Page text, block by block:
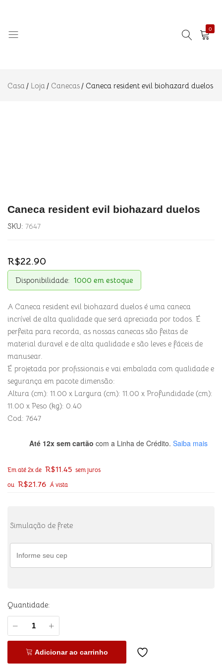
0
Casa Loja Canecas Caneca resident evil biohazard duelos
Caneca resident evil biohazard duelos
SKU: 7647
R$22.90
Disponibilidade: 1000 em estoque
A Caneca resident evil biohazard duelos é uma caneca
incrível de alta qualidade que será apreciada por todos. É
perfeita para recorda, as nossas canecas são feitas de
material duravel e de alta qualidade e são leves e fáceis de
manusear.
É projetada por profissionais e vai embalada com qualidade e
segurança em pacote dimensão:
Altura (cm): 11.00 x Largura (cm): 11.00 x Profundidade (cm):
11.00 x Peso (kg): 0.40
Cod: 7647
Até 12x sem cartão com a Linha de Crédito. Saiba mais
Em até 2x de R$11.45 sem juros
ou R$21.76 Á vista
Simulação de frete
Quantidade:
Adicionar ao carrinho
Avaliações